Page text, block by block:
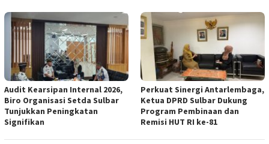
Audit Kearsipan Internal 2026,
Biro Organisasi Setda Sulbar
Tunjukkan Peningkatan
Signifikan
Perkuat Sinergi Antarlembaga,
Ketua DPRD Sulbar Dukung
Program Pembinaan dan
Remisi HUT RI ke-81